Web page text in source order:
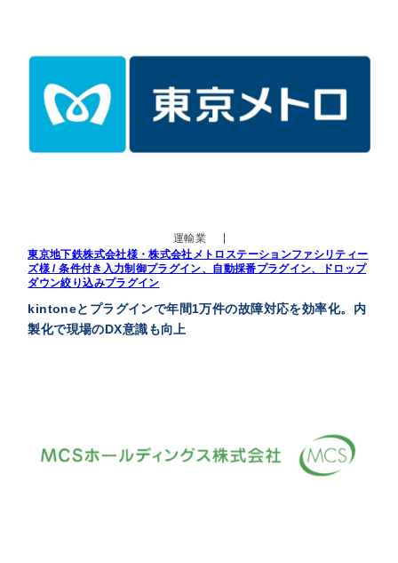
運輸業
東京地下鉄株式会社様・株式会社メトロステーションファシリティー
ズ様 / 条件付き入力制御プラグイン、自動採番プラグイン、ドロップ
ダウン絞り込みプラグイン
kintoneとプラグインで年間1万件の故障対応を効率化。内
製化で現場のDX意識も向上